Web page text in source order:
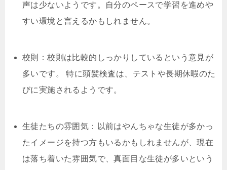
声は少ないようです。自分のペースで学習を進めや
すい環境と言えるかもしれません。
校則：校則は比較的しっかりしているという意見が
多いです。 特に頭髪検査は、テストや長期休暇のた
びに実施されるようです。
生徒たちの雰囲気：以前はやんちゃな生徒が多かっ
たイメージを持つ方もいるかもしれませんが、現在
は落ち着いた雰囲気で、真面目な生徒が多いという